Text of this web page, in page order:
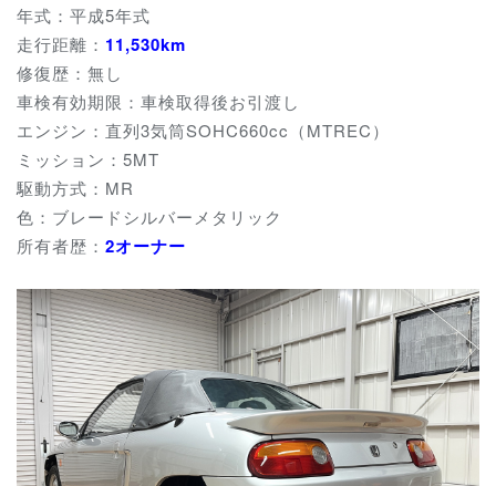
年式：平成5年式
走行距離： 11,530km
修復歴：無し
車検有効期限：車検取得後お引渡し
エンジン：直列3気筒SOHC660cc（MTREC）
ミッション：5MT
駆動方式：MR
色：ブレードシルバーメタリック
所有者歴： 2オーナー